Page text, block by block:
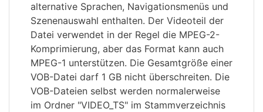
alternative Sprachen, Navigationsmenüs und
Szenenauswahl enthalten. Der Videoteil der
Datei verwendet in der Regel die MPEG-2-
Komprimierung, aber das Format kann auch
MPEG-1 unterstützen. Die Gesamtgröße einer
VOB-Datei darf 1 GB nicht überschreiten. Die
VOB-Dateien selbst werden normalerweise
im Ordner "VIDEO_TS" im Stammverzeichnis